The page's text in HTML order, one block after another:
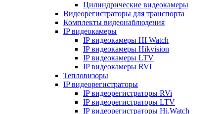
Цилиндрические видеокамеры
Видеорегистраторы для транспорта
Комплекты видеонаблюдения
IP видеокамеры
IP видеокамеры HI Watch
IP видеокамеры Hikvision
IP видеокамеры LTV
IP видеокамеры RVI
Тепловизоры
IP видеорегистраторы
IP видеорегистраторы RVi
IP видеорегистраторы LTV
IP видеорегистраторы Hi.Watch